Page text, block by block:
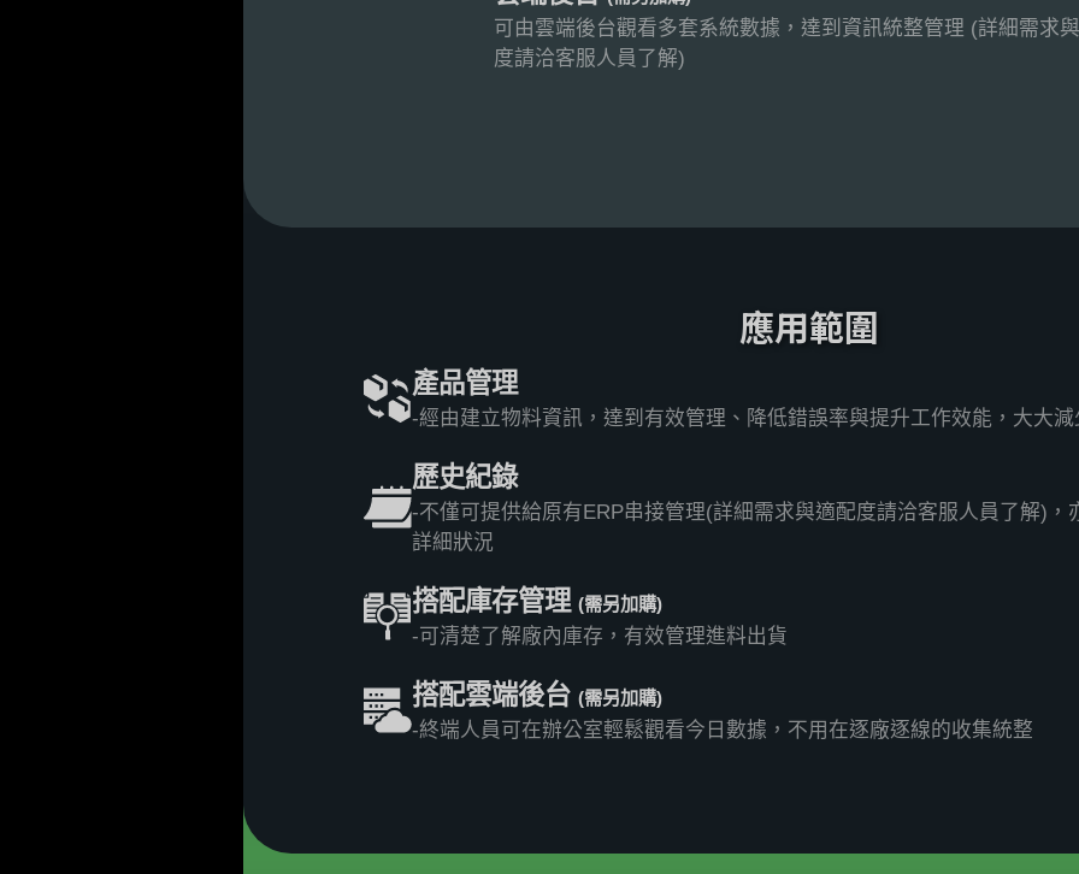
可由雲端後台觀看多套系統數據，達到資訊統整管理 (詳細需求
度請洽客服人員了解)
應用範圍
產品管理
-經由建立物料資訊，達到有效管理、降低錯誤率與提升工作效能，大大
歷史紀錄
-不僅可提供給原有ERP串接管理(詳細需求與適配度請洽客服人員了解)，
詳細狀況
搭配庫存管理 (需另加購)
-可清楚了解廠內庫存，有效管理進料出貨
搭配雲端後台 (需另加購)
-終端人員可在辦公室輕鬆觀看今日數據，不用在逐廠逐線的收集統整